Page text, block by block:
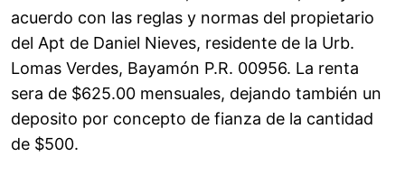
acuerdo con las reglas y normas del propietario
del Apt de Daniel Nieves, residente de la Urb.
Lomas Verdes, Bayamón P.R. 00956. La renta
sera de $625.00 mensuales, dejando también un
deposito por concepto de fianza de la cantidad
de $500.